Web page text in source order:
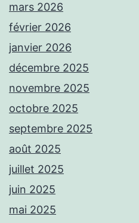
mars 2026
février 2026
janvier 2026
décembre 2025
novembre 2025
octobre 2025
septembre 2025
août 2025
juillet 2025
juin 2025
mai 2025